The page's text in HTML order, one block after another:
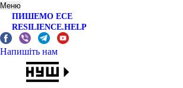
Меню
ПИШЕМО ЕСЕ
RESILIENCE.HELP
Напишіть нам